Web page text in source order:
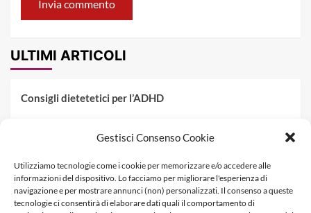
Gestisci Consenso Cookie
Utilizziamo tecnologie come i cookie per memorizzare e/o accedere alle
informazioni del dispositivo. Lo facciamo per migliorare l'esperienza di
navigazione e per mostrare annunci (non) personalizzati. Il consenso a queste
tecnologie ci consentirà di elaborare dati quali il comportamento di
ULTIMI ARTICOLI
Consigli dietetetici per l’ADHD
Fenilchetonuria
Dieta militare: come funziona, opinioni e schema tipo per